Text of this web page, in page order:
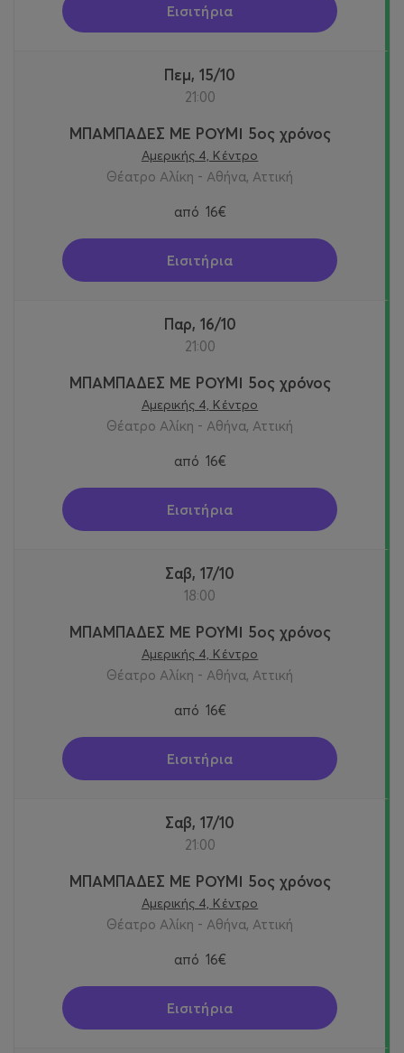
Εισιτήρια
Πεμ, 15/10
21:00
ΜΠΑΜΠΑΔΕΣ ΜΕ ΡΟΥΜΙ 5ος χρόνος
Αμερικής 4, Κέντρο
Θέατρο Αλίκη - Αθήνα, Αττική
από 16€
Εισιτήρια
Παρ, 16/10
21:00
ΜΠΑΜΠΑΔΕΣ ΜΕ ΡΟΥΜΙ 5ος χρόνος
Αμερικής 4, Κέντρο
Θέατρο Αλίκη - Αθήνα, Αττική
από 16€
Εισιτήρια
Σαβ, 17/10
18:00
ΜΠΑΜΠΑΔΕΣ ΜΕ ΡΟΥΜΙ 5ος χρόνος
Αμερικής 4, Κέντρο
Θέατρο Αλίκη - Αθήνα, Αττική
από 16€
Εισιτήρια
Σαβ, 17/10
21:00
ΜΠΑΜΠΑΔΕΣ ΜΕ ΡΟΥΜΙ 5ος χρόνος
Αμερικής 4, Κέντρο
Θέατρο Αλίκη - Αθήνα, Αττική
από 16€
Εισιτήρια